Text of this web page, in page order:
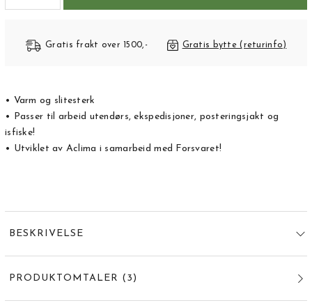
Gratis frakt over 1500,- Gratis bytte (returinfo)
• Varm og slitesterk
• Passer til arbeid utendørs, ekspedisjoner, posteringsjakt og
isfiske!
• Utviklet av Aclima i samarbeid med Forsvaret!
BESKRIVELSE
PRODUKTOMTALER ( 3 )